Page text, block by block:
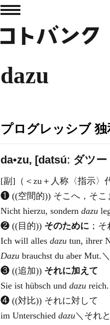
dazu
プログレッシブ 独
da•zu, [datsúː ダツー
[副]（＜zu＋人称〈指示〉
❶ ((空間的)) そこへ，そこ
Nicht hierzu, sondern dazu
❷ ((目的)) そのために ；
Ich will alles dazu tun, ihrer
Dazu brauchst du aber Mut.
❸ ((追加)) それに加えて
Sie ist hübsch und dazu
❹ ((対比)) それに対して
im Unterschied dazu＼それ